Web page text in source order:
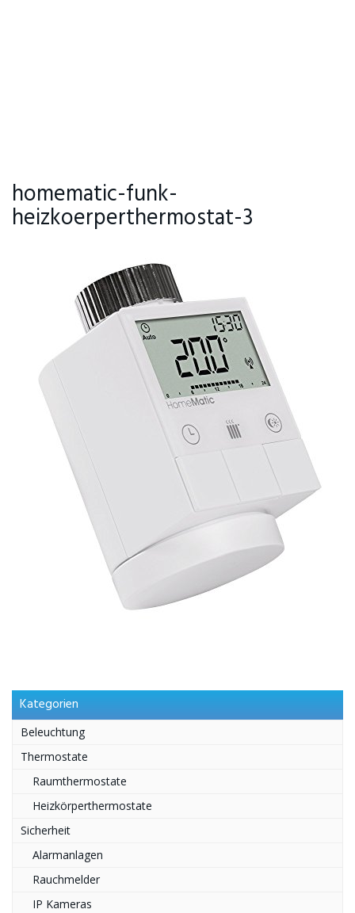
homematic-funk-
heizkoerperthermostat-3
Kategorien
Beleuchtung
Thermostate
Raumthermostate
Heizkörperthermostate
Sicherheit
Alarmanlagen
Rauchmelder
IP Kameras